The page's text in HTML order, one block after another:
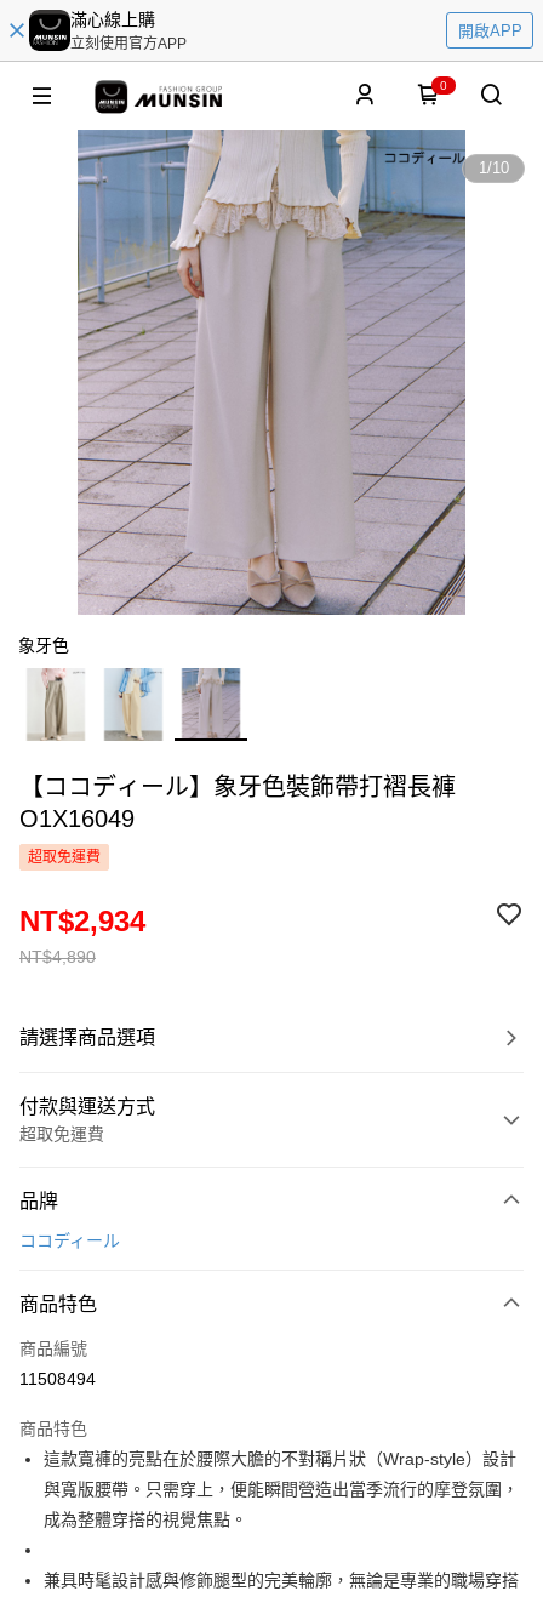
滿心線上購
立刻使用官方APP
開啟APP
0
1/10
象牙色
【ココディール】象牙色裝飾帶打褶長褲
O1X16049
超取免運費
NT$4,890
NT$2,934
請選擇商品選項
付款與運送方式
超取免運費
信用卡一次付款
LINE Pay
Apple Pay
悠遊付
AFTEE先享後付
相關說明
便利好安心！
ATM付款
品牌
ココディール
商品特色
商品編號
11508494
商品特色
這款寬褲的亮點在於腰際大膽的不對稱片狀（Wrap-style）設計
與寬版腰帶。只需穿上，便能瞬間營造出當季流行的摩登氛圍，
成為整體穿搭的視覺焦點。
兼具時髦設計感與修飾腿型的完美輪廓，無論是專業的職場穿搭